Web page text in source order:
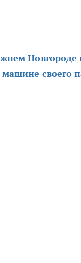
Новгороде
своего